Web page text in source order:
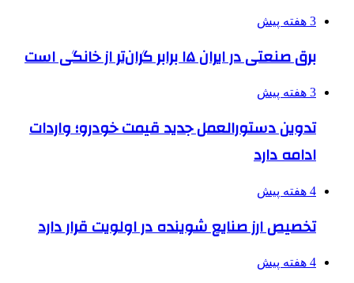
3 هفته پیش
برق صنعتی در ایران ۱۵ برابر گران‌تر از خانگی است
3 هفته پیش
تدوین دستورالعمل جدید قیمت خودرو؛ واردات
ادامه دارد
4 هفته پیش
تخصیص ارز صنایع شوینده در اولویت قرار دارد
4 هفته پیش